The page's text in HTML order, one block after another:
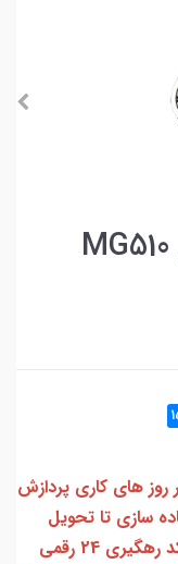
روز های کاری پردازش
سازی تا تحویل
بارکد ، مراحل برای کاربر پیامک میشود و کد رهگیری 24 رقمی